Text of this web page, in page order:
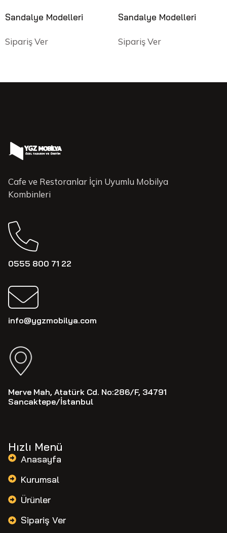
Sandalye Modelleri
Sipariş Ver
Sandalye Modelleri
Sipariş Ver
Cafe ve Restoranlar İçin Uyumlu Mobilya
Kombinleri
0555 800 71 22
info@ygzmobilya.com
Merve Mah, Atatürk Cd. No:286/F, 34791
Sancaktepe/İstanbul
Hızlı Menü
Anasayfa
Kurumsal
Ürünler
Sipariş Ver